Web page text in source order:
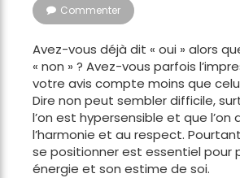
Commenter
Avez-vous déjà dit « oui » alors
« non » ? Avez-vous parfois
votre avis compte moins que
Dire non peut sembler difficile,
l’on est hypersensible et que l’on
l’harmonie et au respect.
se positionner est essentiel pour
énergie et son estime de soi.